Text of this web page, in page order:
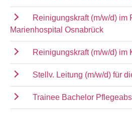
Reinigungskraft (m/w/d) im
Marienhospital Osnabrück
Reinigungskraft (m/w/d) im
Stellv. Leitung (m/w/d) für
Trainee Bachelor